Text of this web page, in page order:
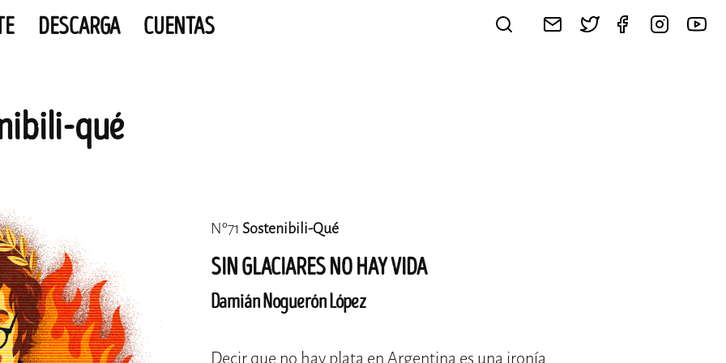
DESCARGA CUENTAS
qué
Nº71 Sostenibili-Qué
SIN GLACIARES NO HAY VIDA
Damián Noguerón López
Decir que no hay plata en Argentina es una ironía